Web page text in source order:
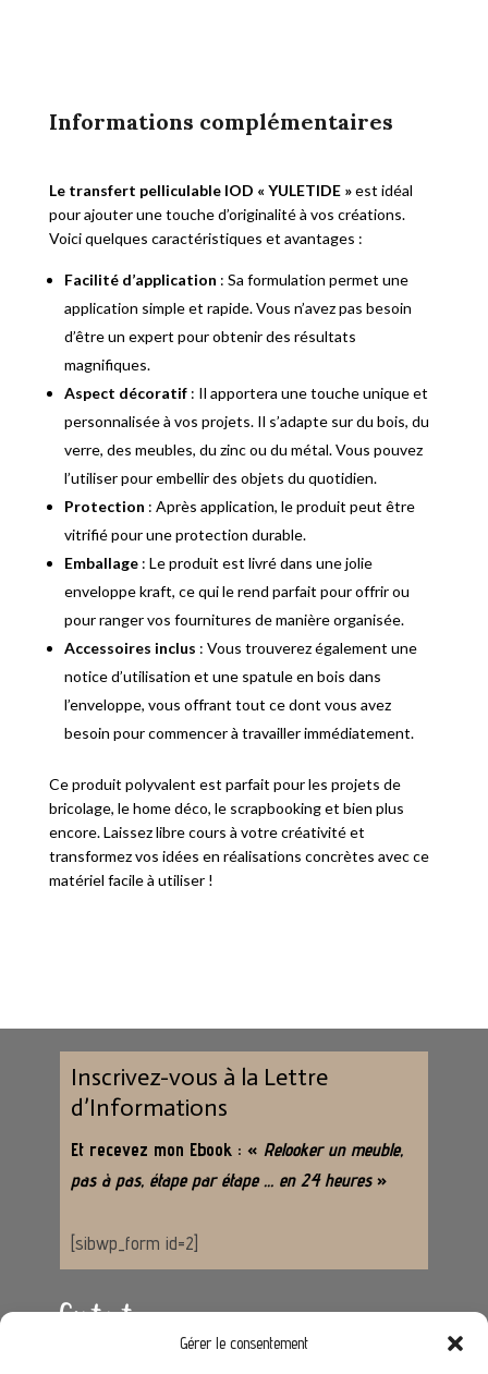
Gérer le consentement
Informations complémentaires
Le transfert pelliculable IOD « YULETIDE »est idéal
pour ajouter une touche d’originalité à vos créations.
Voici quelques caractéristiques et avantages :
Facilité d’application : Sa formulation permet une
application simple et rapide. Vous n’avez pas besoin
d’être un expert pour obtenir des résultats
magnifiques.
Aspect décoratif: Il apportera une touche unique et
personnalisée à vos projets. Il s’adapte sur du bois, du
verre, des meubles, du zinc ou du métal. Vous pouvez
l’utiliser pour embellir des objets du quotidien.
Protection : Après application, le produit peut être
vitrifié pour une protection durable.
Emballage: Le produit est livré dans une jolie
enveloppe kraft, ce qui le rend parfait pour offrir ou
pour ranger vos fournitures de manière organisée.
Accessoires inclus : Vous trouverez également une
notice d’utilisation et une spatule en bois dans
l’enveloppe, vous offrant tout ce dont vous avez
besoin pour commencer à travailler immédiatement.
Ce produit polyvalent est parfait pour les projets de
bricolage, le home déco, le scrapbooking et bien plus
encore. Laissez libre cours à votre créativité et
transformez vos idées en réalisations concrètes avec ce
matériel facile à utiliser !
Inscrivez-vous à la Lettre
d’Informations
Et recevez mon Ebook : « Relooker un meuble,
pas à pas, étape par étape … en 24 heures »
[sibwp_form id=2]
Contact